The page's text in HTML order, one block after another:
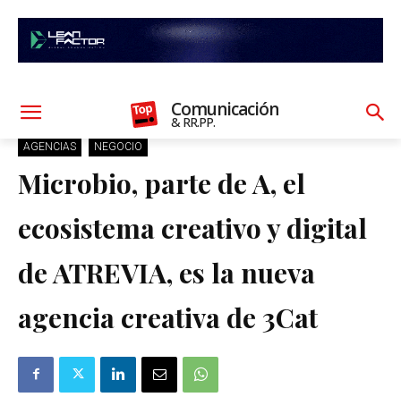
Comunicación
& RR.PP.
AGENCIAS NEGOCIO
Microbio, parte de A, el
ecosistema creativo y digital
de ATREVIA, es la nueva
agencia creativa de 3Cat